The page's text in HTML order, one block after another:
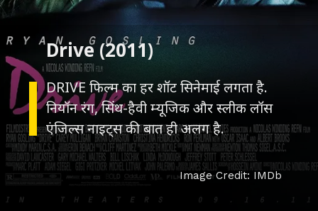
DRIVE फिल्म का हर शॉट सिनेमाई लगता है.
नियॉन रंग, सिंथ-हैवी म्यूजिक और स्लीक लॉस
एंजिल्स नाइट्स की बात ही अलग है.